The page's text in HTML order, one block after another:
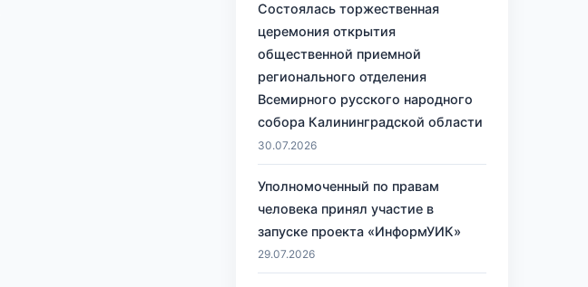
Состоялась торжественная
церемония открытия
общественной приемной
регионального отделения
Всемирного русского народного
собора Калининградской области
30.07.2026
Уполномоченный по правам
человека принял участие в
запуске проекта «ИнформУИК»
29.07.2026